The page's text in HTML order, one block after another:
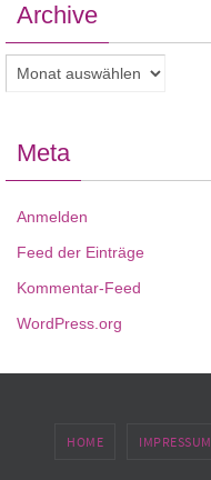
Archive
Archive
Meta
Anmelden
Feed der Einträge
Kommentar-Feed
WordPress.org
HOME IMPRESSUM